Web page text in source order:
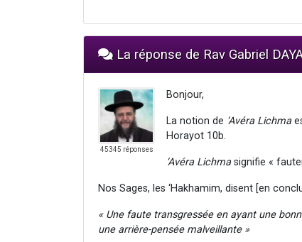
La réponse de Rav Gabriel
45345 réponses
Bonjour,
La notion de ‘Avéra Lichma
Horayot 10b.
‘Avéra Lichmasignifie «
Nos Sages, les ‘Hakhamim, disent [en
« Une faute transgressée en ayant une
une arrière-pensée malveillante »